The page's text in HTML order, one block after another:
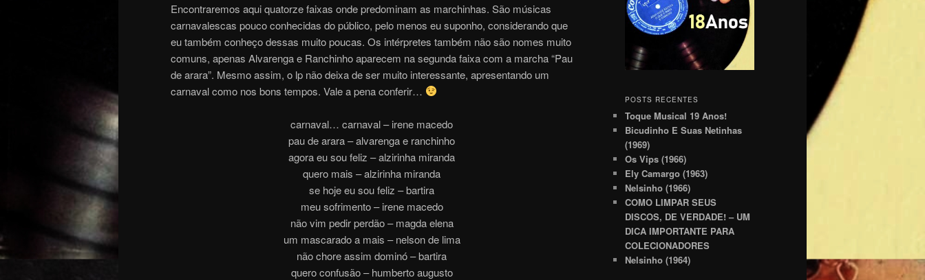
Encontraremos aqui quatorze faixas onde predominam as marchinhas. São músicas
carnavalescas pouco conhecidas do público, pelo menos eu suponho, considerando que
eu também conheço dessas muito poucas. Os intérpretes também não são nomes muito
comuns, apenas Alvarenga e Ranchinho aparecem na segunda faixa com a marcha “Pau
de arara”. Mesmo assim, o lp não deixa de ser muito interessante, apresentando um
carnaval como nos bons tempos. Vale a pena conferir…
carnaval… carnaval – irene macedo
pau de arara – alvarenga e ranchinho
agora eu sou feliz – alzirinha miranda
quero mais – alzirinha miranda
se hoje eu sou feliz – bartira
meu sofrimento – irene macedo
não vim pedir perdão – magda elena
um mascarado a mais – nelson de lima
não chore assim dominó – bartira
quero confusão – humberto augusto
POSTS RECENTES
Toque Musical 19 Anos!
Bicudinho E Suas Netinhas
(1969)
Os Vips (1966)
Ely Camargo (1963)
Nelsinho (1966)
COMO LIMPAR SEUS
DISCOS, DE VERDADE! – UM
DICA IMPORTANTE PARA
COLECIONADORES
Nelsinho (1964)